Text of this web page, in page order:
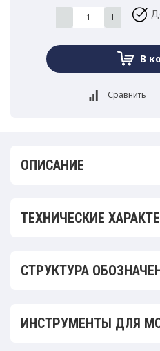
ОПИСАНИЕ
ТЕХНИЧЕСКИЕ
СТРУКТУРА
ИНСТРУМЕНТЫ ДЛЯ